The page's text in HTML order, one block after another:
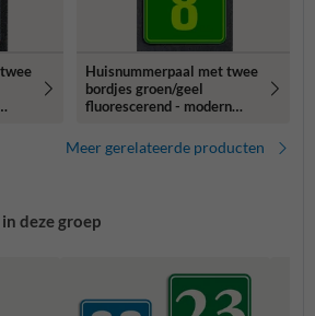
Huisnummerpaal met twee
bordjes groen/geel
fluorescerend - modern
Meer gerelateerde producten
deze groep